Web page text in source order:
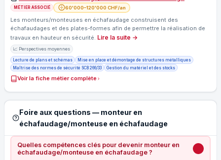
MÉTIER ASSOCIÉ 60'000–120'000 CHF/an
Les monteurs/monteuses en échafaudage construisent des
échafaudages et des plates-formes afin de permettre la réalisation de
travaux en hauteur en sécurité. Lire la suite →
📈 Perspectives moyennes
Lecture de plans et schémas
Mise en place et démontage de structures métalliques
Maîtrise des normes de sécurité SCB 266/33
Gestion du matériel et des stocks
Voir la fiche métier complète
Foire aux questions — monteur en
échafaudage/monteuse en échafaudage
Quelles compétences clés pour devenir monteur en
échafaudage/monteuse en échafaudage ?